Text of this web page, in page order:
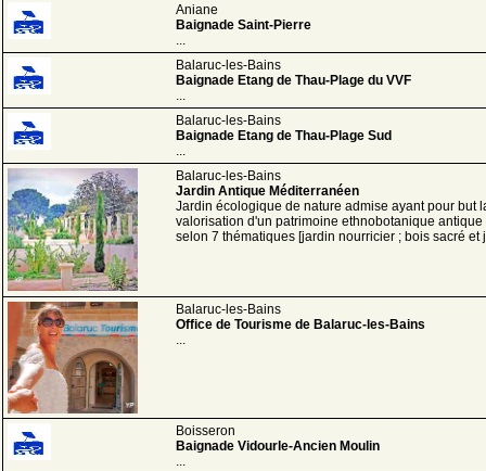
Aniane
Baignade Saint-Pierre
...
Balaruc-les-Bains
Baignade Etang de Thau-Plage du VVF
...
Balaruc-les-Bains
Baignade Etang de Thau-Plage Sud
...
Balaruc-les-Bains
Jardin Antique Méditerranéen
Jardin écologique de nature admise ayant pour but
valorisation d'un patrimoine ethnobotanique
selon 7 thématiques [jardin nourricier ; bois sacré et
Balaruc-les-Bains
Office de Tourisme de Balaruc-les-Bains
...
Boisseron
Baignade Vidourle-Ancien Moulin
...